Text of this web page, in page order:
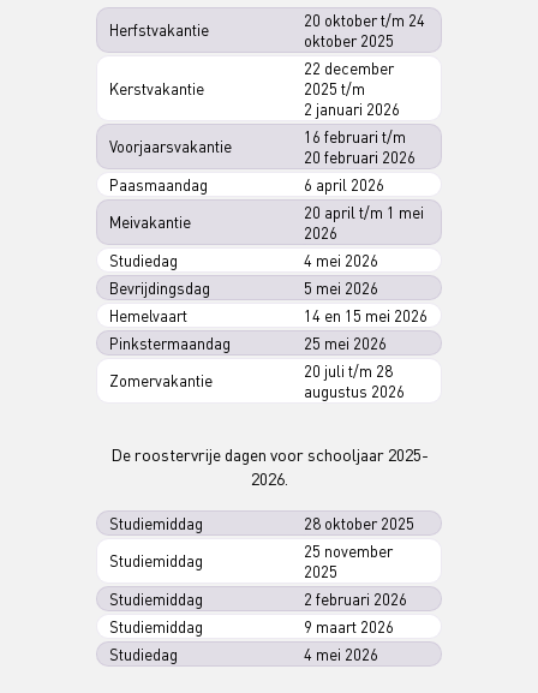
Herfstvakantie
20 oktober t/m 24
oktober 2025
Kerstvakantie
22 december
2025 t/m
2 januari 2026
Voorjaarsvakantie
16 februari t/m
20 februari 2026
Paasmaandag
6 april 2026
Meivakantie
20 april t/m 1 mei
2026
Studiedag
4 mei 2026
Bevrijdingsdag
5 mei 2026
Hemelvaart
14 en 15 mei 2026
Pinkstermaandag
25 mei 2026
Zomervakantie
20 juli t/m 28
augustus 2026
De roostervrije dagen voor schooljaar 2025-
2026.
Studiemiddag
28 oktober 2025
Studiemiddag
25 november
2025
Studiemiddag
2 februari 2026
Studiemiddag
9 maart 2026
Studiedag
4 mei 2026